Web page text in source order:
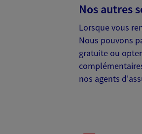
N° Orias *
30 Bd
Nos autres
Lorsque vous
Nous pouvons
gratuite ou
nos agents